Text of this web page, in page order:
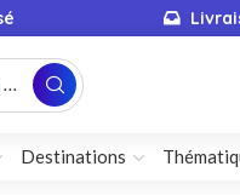
Destinations